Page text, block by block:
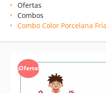
Ofertas
Combos
Combo Color Porcelana Fría
¡Oferta!